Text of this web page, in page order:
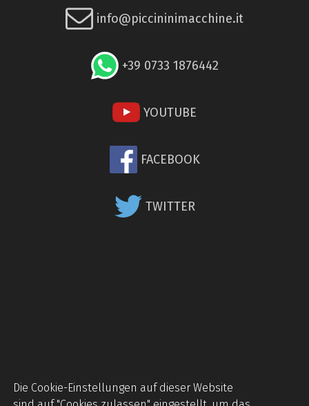
Die Cookie-Einstellungen auf dieser Website
info@piccininimacchine.it
+39 0733 1876442
YOUTUBE
FACEBOOK
TWITTER